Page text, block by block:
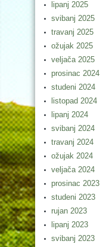
lipanj 2025
svibanj 2025
travanj 2025
ožujak 2025
veljača 2025
prosinac 2024
studeni 2024
listopad 2024
lipanj 2024
svibanj 2024
travanj 2024
ožujak 2024
veljača 2024
prosinac 2023
studeni 2023
rujan 2023
lipanj 2023
svibanj 2023